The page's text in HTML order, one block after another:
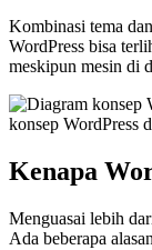
Kombinasi tema
WordPress bisa
meskipun mesin di
konsep WordPress
Kenapa
Menguasai lebih
Ada beberapa